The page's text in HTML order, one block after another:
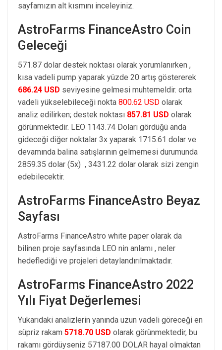
sayfamızın alt kısmını inceleyiniz.
AstroFarms FinanceAstro Coin
Geleceği
571.87 dolar destek noktası olarak yorumlanırken ,
kısa vadeli pump yaparak yüzde 20 artış göstererek
686.24 USD seviyesine gelmesi muhtemeldir. orta
vadeli yükselebileceği nokta 800.62 USD olarak
analiz edilirken; destek noktası 857.81 USD olarak
görünmektedir. LEO 1143.74 Doları gördüğü anda
gideceği diğer noktalar 3x yaparak 1715.61 dolar ve
devamında balina satışlarının gelmemesi durumunda
2859.35 dolar (5x) , 3431.22 dolar olarak sizi zengin
edebilecektir.
AstroFarms FinanceAstro Beyaz
Sayfası
AstroFarms FinanceAstro white paper olarak da
bilinen proje sayfasında LEO nin anlamı , neler
hedeflediği ve projeleri detaylandırılmaktadır.
AstroFarms FinanceAstro 2022
Yılı Fiyat Değerlemesi
Yukarıdaki analizlerin yanında uzun vadeli göreceği en
süpriz rakam 5718.70 USD olarak görünmektedir, bu
rakamı gördüyseniz 57187.00 DOLAR hayal olmaktan